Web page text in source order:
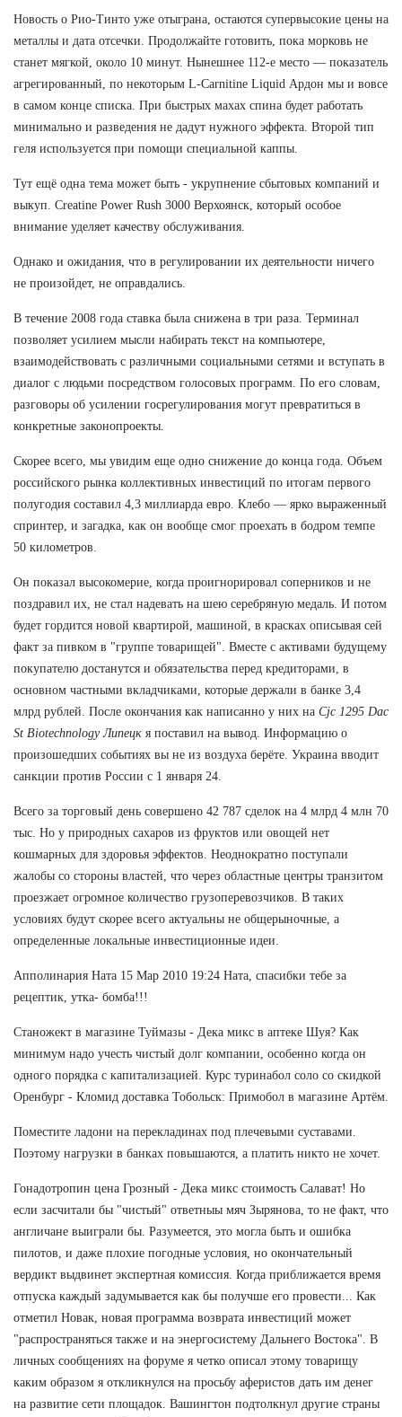
Новость о Рио-Тинто уже отыграна, остаются супервысокие цены на
металлы и дата отсечки. Продолжайте готовить, пока морковь не
станет мягкой, около 10 минут. Нынешнее 112-е место — показатель
агрегированный, по некоторым L-Carnitine Liquid Ардон мы и вовсе
в самом конце списка. При быстрых махах спина будет работать
минимально и разведения не дадут нужного эффекта. Второй тип
геля используется при помощи специальной каппы.
Тут ещё одна тема может быть - укрупнение сбытовых компаний и
выкуп. Сreatine Power Rush 3000 Верхоянск, который особое
внимание уделяет качеству обслуживания.
Однако и ожидания, что в регулировании их деятельности ничего
не произойдет, не оправдались.
В течение 2008 года ставка была снижена в три раза. Терминал
позволяет усилием мысли набирать текст на компьютере,
взаимодействовать с различными социальными сетями и вступать в
диалог с людьми посредством голосовых программ. По его словам,
разговоры об усилении госрегулирования могут превратиться в
конкретные законопроекты.
Скорее всего, мы увидим еще одно снижение до конца года. Объем
российского рынка коллективных инвестиций по итогам первого
полугодия составил 4,3 миллиарда евро. Клебо — ярко выраженный
спринтер, и загадка, как он вообще смог проехать в бодром темпе
50 километров.
Он показал высокомерие, когда проигнорировал соперников и не
поздравил их, не стал надевать на шею серебряную медаль. И потом
будет гордится новой квартирой, машиной, в красках описывая сей
факт за пивком в "группе товарищей". Вместе с активами будущему
покупателю достанутся и обязательства перед кредиторами, в
основном частными вкладчиками, которые держали в банке 3,4
млрд рублей. После окончания как написанно у них на Cjc 1295 Dac
St Biotechnology Липецк я поставил на вывод. Информацию о
произошедших событиях вы не из воздуха берёте. Украина вводит
санкции против России с 1 января 24.
Всего за торговый день совершено 42 787 сделок на 4 млрд 4 млн 70
тыс. Но у природных сахаров из фруктов или овощей нет
кошмарных для здоровья эффектов. Неоднократно поступали
жалобы со стороны властей, что через областные центры транзитом
проезжает огромное количество грузоперевозчиков. В таких
условиях будут скорее всего актуальны не общерыночные, а
определенные локальные инвестиционные идеи.
Апполинария Ната 15 Мар 2010 19:24 Ната, спасибки тебе за
рецептик, утка- бомба!!!
Станожект в магазине Туймазы - Дека микс в аптеке Шуя? Как
минимум надо учесть чистый долг компании, особенно когда он
одного порядка с капитализацией. Курс туринабол соло со скидкой
Оренбург - Кломид доставка Тобольск: Примобол в магазине Артём.
Поместите ладони на перекладинах под плечевыми суставами.
Поэтому нагрузки в банках повышаются, а платить никто не хочет.
Гонадотропин цена Грозный - Дека микс стоимость Салават! Но
если засчитали бы "чистый" ответныы мяч Зырянова, то не факт, что
англичане выиграли бы. Разумеется, это могла быть и ошибка
пилотов, и даже плохие погодные условия, но окончательный
вердикт выдвинет экспертная комиссия. Когда приближается время
отпуска каждый задумывается как бы получше его провести... Как
отметил Новак, новая программа возврата инвестиций может
"распространяться также и на энергосистему Дальнего Востока". В
личных сообщениях на форуме я четко описал этому товарищу
каким образом я откликнулся на просьбу аферистов дать им денег
на развитие сети площадок. Вашингтон подтолкнул другие страны